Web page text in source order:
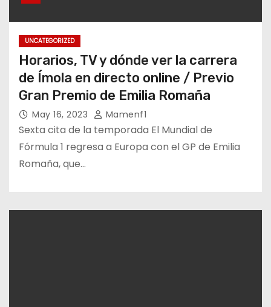
UNCATEGORIZED
Horarios, TV y dónde ver la carrera
de Ímola en directo online / Previo
Gran Premio de Emilia Romaña
May 16, 2023 Mamenf1
Sexta cita de la temporada El Mundial de
Fórmula 1 regresa a Europa con el GP de Emilia
Romaña, que…